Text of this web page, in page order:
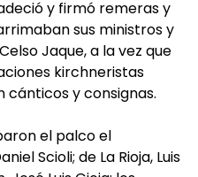
y firmó remeras y
sus ministros y
Jaque, a la vez que
kirchneristas
cánticos y consignas.
el palco el
Scioli; de La Rioja, Luis